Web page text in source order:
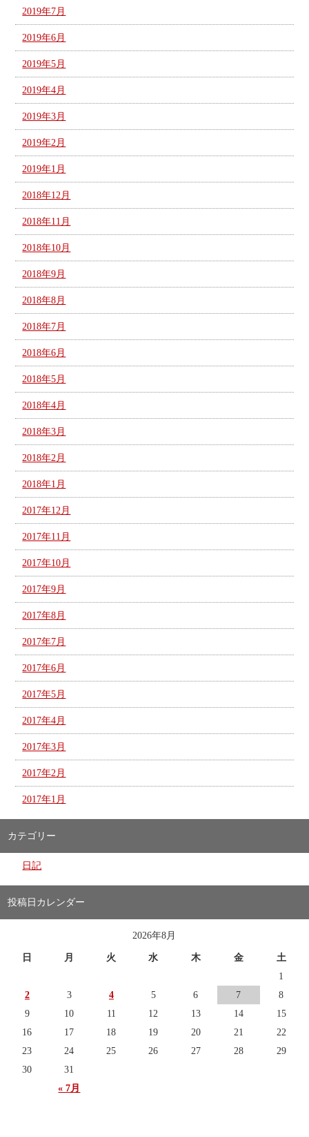
2019年7月
2019年6月
2019年5月
2019年4月
2019年3月
2019年2月
2019年1月
2018年12月
2018年11月
2018年10月
2018年9月
2018年8月
2018年7月
2018年6月
2018年5月
2018年4月
2018年3月
2018年2月
2018年1月
2017年12月
2017年11月
2017年10月
2017年9月
2017年8月
2017年7月
2017年6月
2017年5月
2017年4月
2017年3月
2017年2月
2017年1月
カテゴリー
日記
投稿日カレンダー
2026年8月
日 月 火 水 木 金 土
« 7月
1
2
3 4 5 6 7
8
9
10 11 12 13 14
15
16
17 18 19 20 21
22
23
24 25 26 27 28
29
30
31